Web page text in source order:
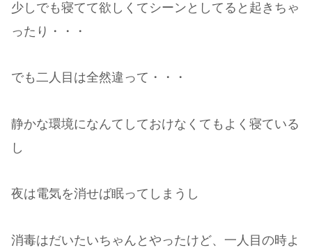
少しでも寝てて欲しくてシーンとしてると起きちゃ
ったり・・・
でも二人目は全然違って・・・
静かな環境になんてしておけなくてもよく寝ている
し
夜は電気を消せば眠ってしまうし
消毒はだいたいちゃんとやったけど、一人目の時よ